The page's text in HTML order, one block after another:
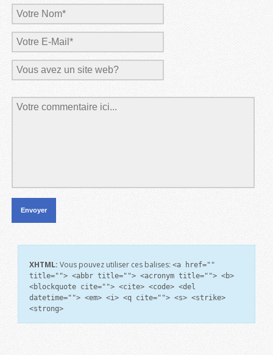
XHTML: Vous pouvez utiliser ces balises: <a href=""
title=""> <abbr title=""> <acronym title=""> <b>
<blockquote cite=""> <cite> <code> <del
datetime=""> <em> <i> <q cite=""> <s> <strike>
<strong>